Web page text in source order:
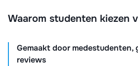
Waarom studenten kiezen
Gemaakt door medestudenten,
reviews